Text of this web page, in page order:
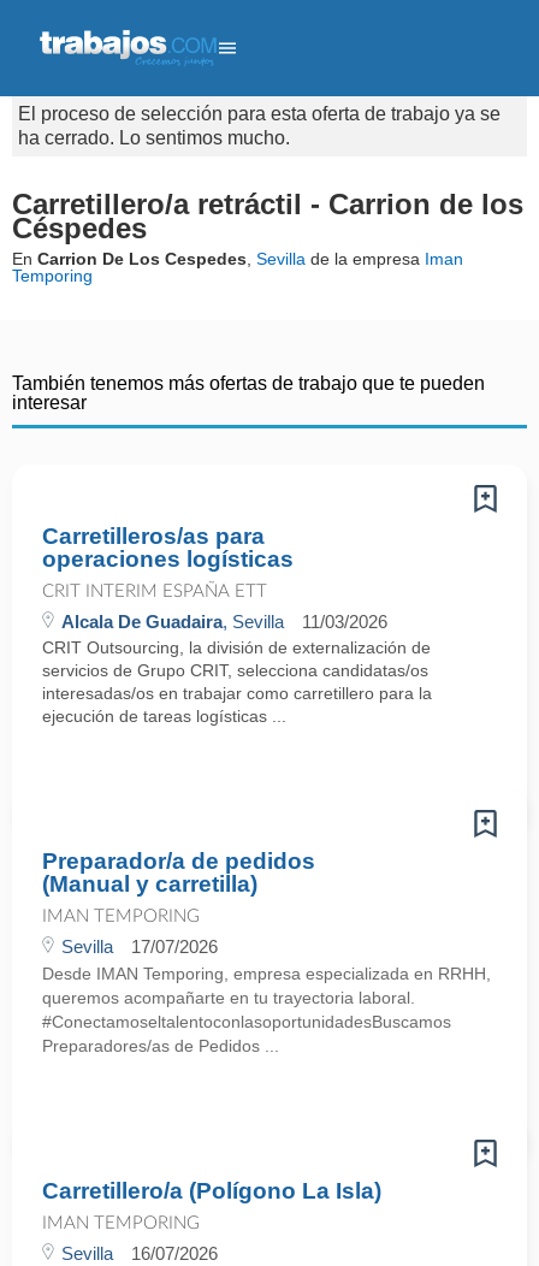
El proceso de selección para esta oferta de trabajo ya se
ha cerrado. Lo sentimos mucho.
Carretillero/a retráctil - Carrion de los
Céspedes
En Carrion De Los Cespedes Sevilla de la empresa Iman
Temporing
También tenemos más ofertas de trabajo que te pueden
interesar
Carretilleros/as para
operaciones logísticas
CRIT INTERIM ESPAÑA ETT
Alcala De Guadaira, Sevilla 11/03/2026
CRIT Outsourcing, la división de externalización de
servicios de Grupo CRIT, selecciona candidatas/os
interesadas/os en trabajar como carretillero para la
ejecución de tareas logísticas ...
Preparador/a de pedidos
(Manual y carretilla)
IMAN TEMPORING
Sevilla 17/07/2026
Desde IMAN Temporing, empresa especializada en RRHH,
queremos acompañarte en tu trayectoria laboral.
#ConectamoseltalentoconlasoportunidadesBuscamos
Preparadores/as de Pedidos ...
Carretillero/a (Polígono La Isla)
IMAN TEMPORING
Sevilla 16/07/2026